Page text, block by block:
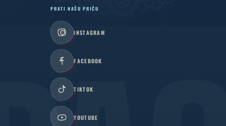
PRATI NAŠU PRIČU
INSTAGRAM
FACEBOOK
TIKTOK
YOUTUBE